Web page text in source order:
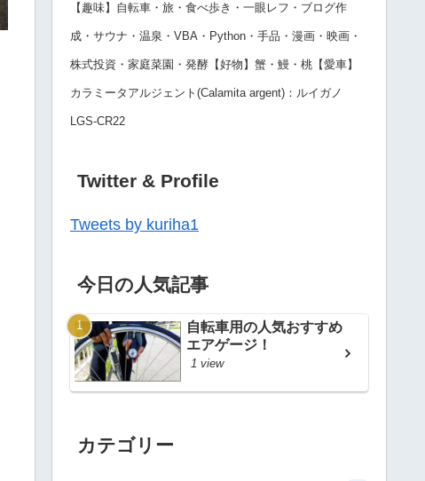
【趣味】自転車・旅・食べ歩き・一眼レフ・ブログ作
成・サウナ・温泉・VBA・Python・手品・漫画・映画・
株式投資・家庭菜園・発酵【好物】蟹・鰻・桃【愛車】
カラミータアルジェント(Calamita argent)：ルイガノ
LGS-CR22
Twitter & Profile
Tweets by kuriha1
今日の人気記事
自転車用の人気おすすめ
エアゲージ！
1 view
カテゴリー